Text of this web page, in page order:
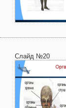
Слайд №20